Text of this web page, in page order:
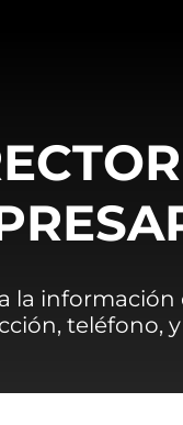
la
teléfono,